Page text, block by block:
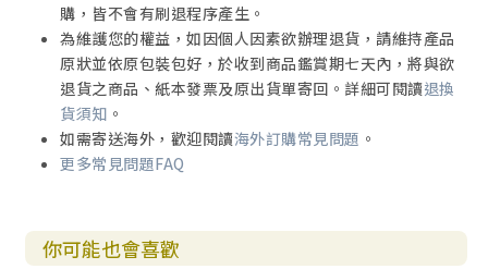
購，皆不會有刷退程序產生。
為維護您的權益，如因個人因素欲辦理退貨，請維持產品
原狀並依原包裝包好，於收到商品鑑賞期七天內，將與欲
退貨之商品、紙本發票及原出貨單寄回。詳細可閱讀退換
貨須知 。
如需寄送海外，歡迎閱讀海外訂購常見問題 。
更多常見問題FAQ
你可能也會喜歡